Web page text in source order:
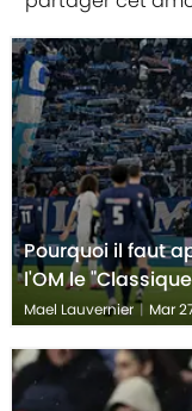
Pourquoi il faut
l'OM le
Mael Lauvernier | Mar